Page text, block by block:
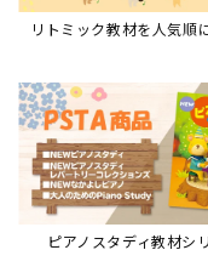
リトミック教材を人気順
ピアノスタディ教材シ